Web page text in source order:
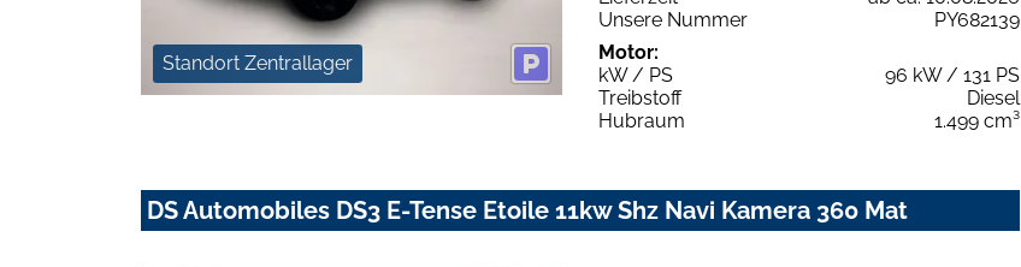
Standort Zentrallager
Unsere Nummer
PY682139
Motor:
kW / PS
96 kW / 131 PS
Treibstoff
Diesel
Hubraum
1.499 cm³
DS Automobiles DS3 E-Tense Etoile 11kw Shz Navi Kamera 360 Mat